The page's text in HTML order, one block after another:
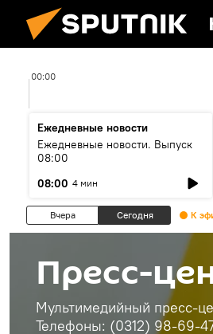
00:00
Ежедневные новости
Ежедневные новости. Выпуск
08:00
08:00 4 мин
Вчера Сегодня К
Пресс-
Мультимедийный пресс-
Телефоны: (0312) 98-69-